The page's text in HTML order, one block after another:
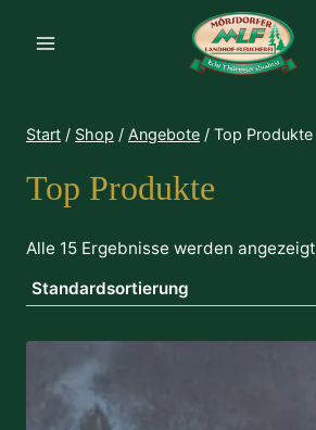
Inhalt
Start / Shop / Angebote / Top Produkte
Top Produkte
Alle 15 Ergebnisse werden angezeigt